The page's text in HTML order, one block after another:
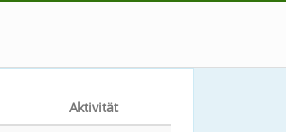
Aktivität